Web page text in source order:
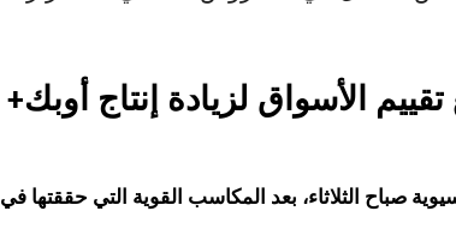
الأسواق لزيادة إنتاج أوبك+
صباح الثلاثاء، بعد المكاسب القوية التي حققتها في